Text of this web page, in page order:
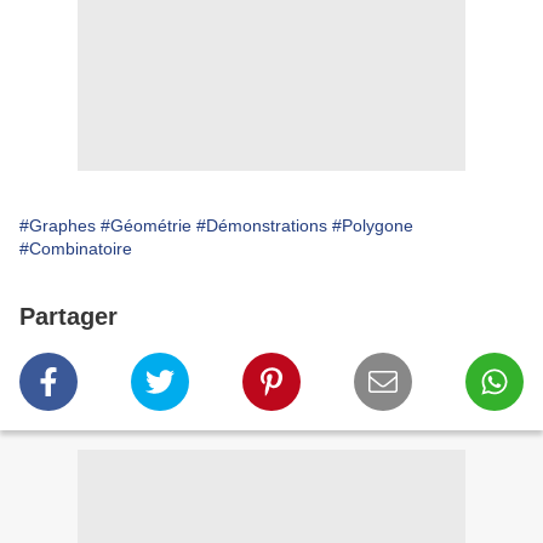
#Graphes #Géométrie #Démonstrations #Polygone
#Combinatoire
Partager